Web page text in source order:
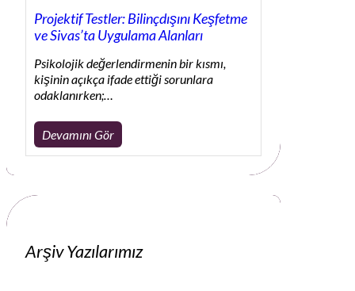
Projektif Testler: Bilinçdışını Keşfetme
ve Sivas’ta Uygulama Alanları
Psikolojik değerlendirmenin bir kısmı,
kişinin açıkça ifade ettiği sorunlara
odaklanırken;…
Devamını Gör
Arşiv Yazılarımız